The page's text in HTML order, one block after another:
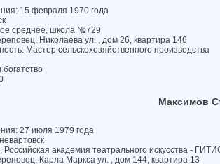
15 февраля 1970 года
среднее, школа №729
Николаева ул. , дом 26, квартира 146
Мастер сельскохозяйственного производства
Максимов
27 июля 1979 года
академия театрального искусства -
Карла Маркса ул. , дом 144, квартира 13